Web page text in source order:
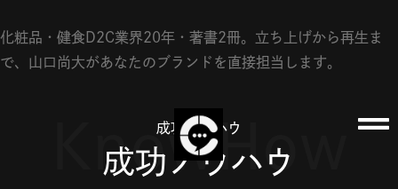
化粧品・健食D2C業界20年・著書2冊。立ち上げから再生ま
で、山口尚大があなたのブランドを直接担当します。
成功ノウハウ
成功ノウハウ
KnowHow